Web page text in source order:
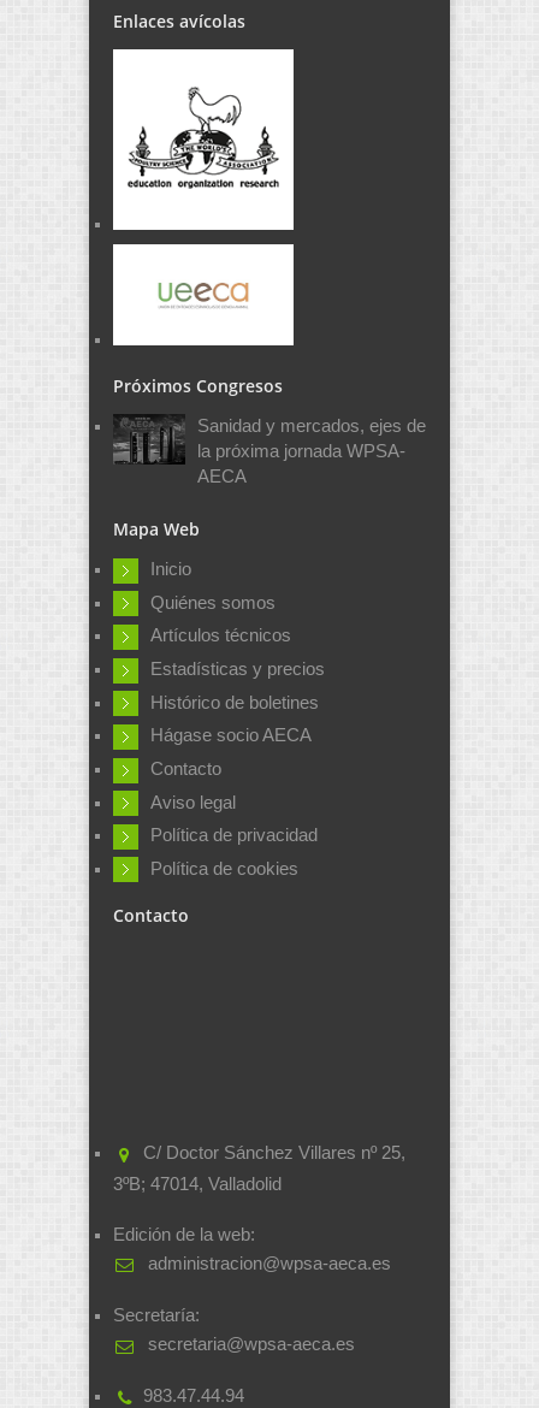
Enlaces avícolas
Próximos Congresos
Sanidad y mercados, ejes de
la próxima jornada WPSA-
AECA
Mapa Web
Inicio
Quiénes somos
Artículos técnicos
Estadísticas y precios
Histórico de boletines
Hágase socio AECA
Contacto
Aviso legal
Política de privacidad
Política de cookies
Contacto
C/ Doctor Sánchez Villares nº 25,
3ºB; 47014, Valladolid
Edición de la web:
administracion@wpsa-aeca.es
Secretaría:
secretaria@wpsa-aeca.es
983.47.44.94